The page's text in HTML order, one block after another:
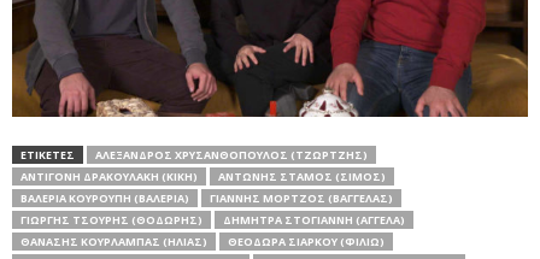
ΕΤΙΚΕΤΕΣ
ΑΛΈΞΑΝΔΡΟΣ ΧΡΥΣΑΝΘΌΠΟΥΛΟΣ (ΤΖΏΡΤΖΗΣ)
ΑΝΤΙΓΌΝΗ ΔΡΑΚΟΥΛΆΚΗ (ΚΙΚΉ)
ΑΝΤΏΝΗΣ ΣΤΆΜΟΣ (ΣΊΜΟΣ)
ΒΑΛΈΡΙΑ ΚΟΥΡΟΎΠΗ (ΒΑΛΈΡΙΑ)
ΓΙΆΝΝΗΣ ΜΌΡΤΖΟΣ (ΒΑΓΓΈΛΑΣ)
ΓΙΩΡΓΉΣ ΤΣΟΥΡΉΣ (ΘΟΔΩΡΉΣ)
ΔΉΜΗΤΡΑ ΣΤΟΓΙΆΝΝΗ (ΑΓΓΈΛΑ)
ΘΑΝΆΣΗΣ ΚΟΥΡΛΑΜΠΆΣ (ΗΛΊΑΣ)
ΘΕΟΔΏΡΑ ΣΙΆΡΚΟΥ (ΦΙΛΙΏ)